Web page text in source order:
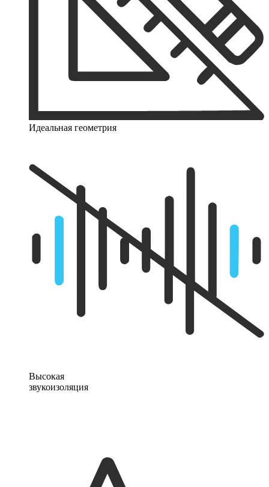
Идеальная геометрия
Высокая
звукоизоляция